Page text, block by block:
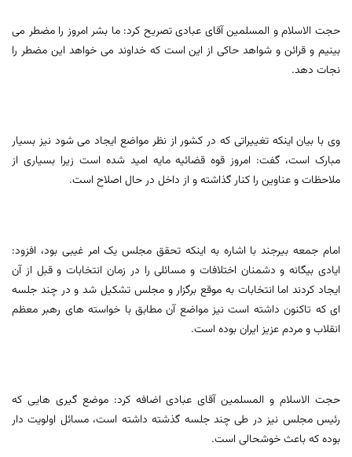
حجت الاسلام و المسلمین آقای عبادی تصریح کرد: ما بشر امروز را مضطر می
بینیم و قرائن و شواهد حاکی از این است که خداوند می خواهد این مضطر را
نجات دهد.
وی با بیان اینکه تغییراتی که در کشور از نظر مواضع ایجاد می شود نیز بسیار
مبارک است، گفت: امروز قوه قضائیه مایه امید شده است زیرا بسیاری از
ملاحظات و عناوین را کنار گذاشته و از داخل در حال اصلاح است.
امام جمعه بیرجند با اشاره به اینکه تحقق مجلس یک امر غیبی بود، افزود:
ایادی بیگانه و دشمنان اختلافات و مسائلی را در زمان انتخابات و قبل از آن
ایجاد کردند اما انتخابات به موقع برگزار و مجلس تشکیل شد و در چند جلسه
ای که تاکنون داشته است نیز مواضع آن مطابق با خواسته های رهبر معظم
انقلاب و مردم عزیز ایران بوده است.
حجت الاسلام و المسلمین آقای عبادی اضافه کرد: موضع گیری هایی که
رئیس مجلس نیز در طی چند جلسه گذشته داشته است، مسائل اولویت دار
بوده که باعث خوشحالی است.